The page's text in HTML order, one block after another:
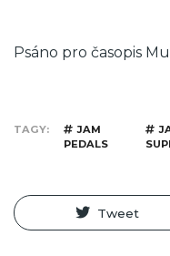
Psáno pro časopis
TAGY
JAM
PEDALS
Tweet